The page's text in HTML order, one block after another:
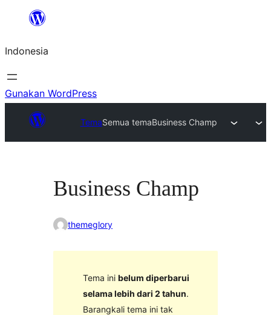
Lewati
konten
Indonesia
Gunakan WordPress
TemaSemua temaBusiness Champ
Business Champ
themeglory
Tema ini belum diperbarui
selama lebih dari 2 tahun.
Barangkali tema ini tak